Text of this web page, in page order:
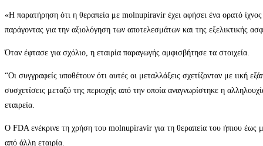
«Η παρατήρηση ότι η θεραπεία με molnupiravir έχει αφήσει ένα ορατό
παράγοντας για την αξιολόγηση των αποτελεσμάτων και της εξελικτικής
Όταν έφτασε για σχόλιο, η εταιρία παραγωγής αμφισβήτησε τα στοιχεία.
“Οι συγγραφείς υποθέτουν ότι αυτές οι μεταλλάξεις σχετίζονταν με ιική
συσχετίσεις μεταξύ της περιοχής από την οποία αναγνωρίστηκε η
εταιρεία.
Ο FDA ενέκρινε τη χρήση του molnupiravir για τη θεραπεία του ήπιου έως
από άλλη εταιρία.